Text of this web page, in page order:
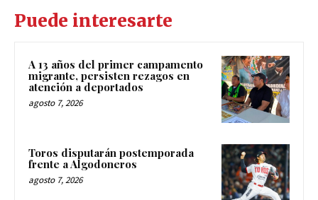
Puede interesarte
A 13 años del primer campamento
migrante, persisten rezagos en
atención a deportados
agosto 7, 2026
Toros disputarán postemporada
frente a Algodoneros
agosto 7, 2026